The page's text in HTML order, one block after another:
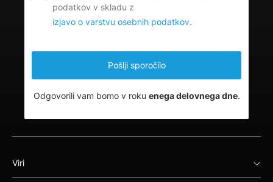
podatkov v skladu z
izjavo o varstvu osebnih podatkov.
Odgovorili vam bomo v roku enega delovnega dne.
Viri